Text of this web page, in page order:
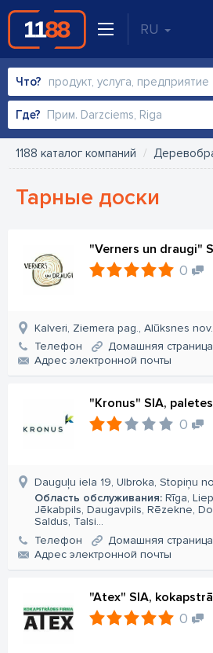
RU
Что?
Где?
1188 каталог компаний
Тарные доски
"Verners un draugi"
0
Kalveri, Ziemera pag., Alūksnes
Телефон
Домашняя страница
Aдрес электронной почты
"Kronus" SIA,
0
Dauguļu iela 19, Ulbroka, Stopiņu
Область обслуживания: Rīga,
Jēkabpils, Daugavpils, Rēzekne,
Saldus, Talsi...
Телефон
Домашняя страница
Aдрес электронной почты
"Atex" SIA,
0